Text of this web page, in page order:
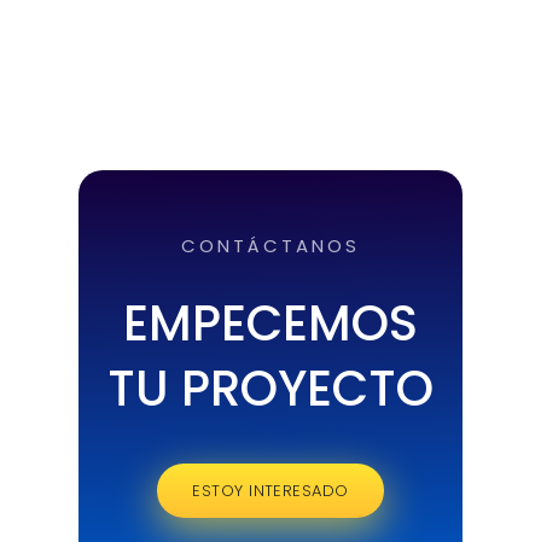
CONTÁCTANOS
EMPECEMOS
TU PROYECTO
ESTOY INTERESADO